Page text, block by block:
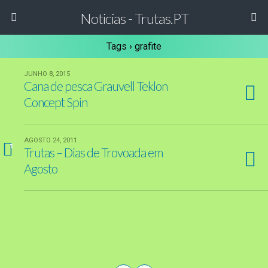
Noticias - Trutas.PT
Tags › grafite
JUNHO 8, 2015
Cana de pesca Grauvell Teklon
Concept Spin
1
AGOSTO 24, 2011
Trutas – Dias de Trovoada em
Agosto